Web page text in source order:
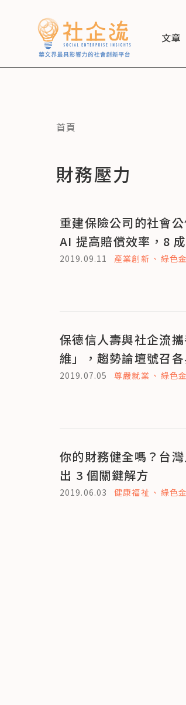
文章
首頁
財務壓力
重建保險公司的社會
AI 提高賠償效率，8
2019.09.11 產業創新 綠色
保德信人壽與社企流
維」，趨勢論壇號召
2019.07.05 尊嚴就業 綠色
你的財務健全嗎？台
出 3 個關鍵解方
2019.06.03 健康福祉 綠色